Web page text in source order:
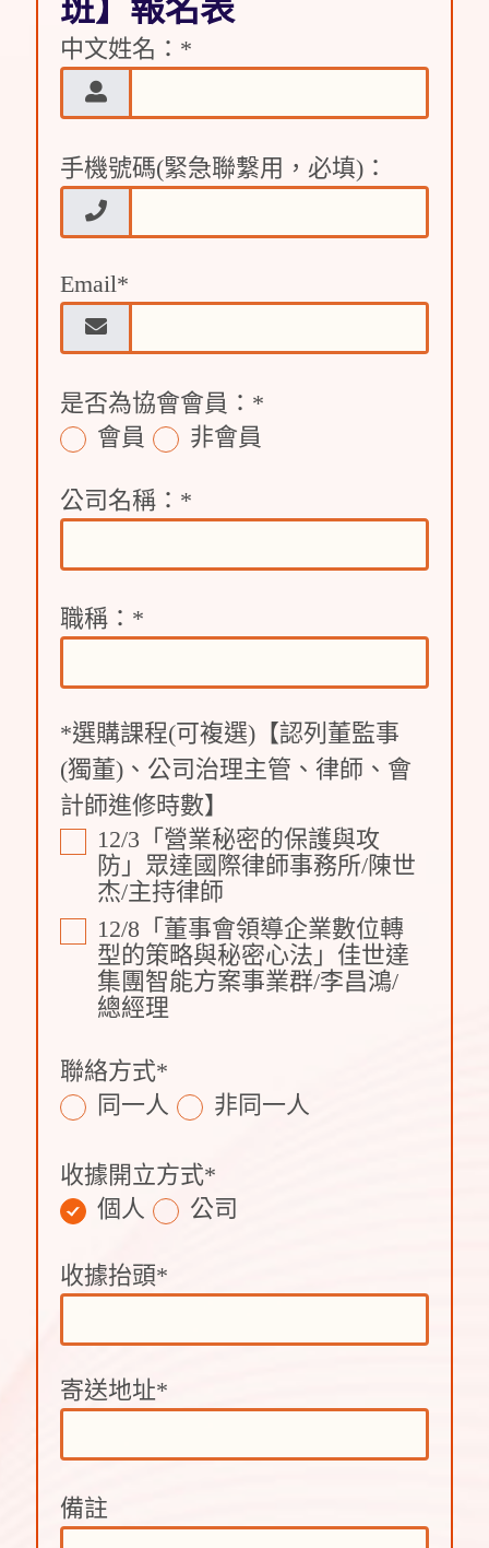
班】報名表
中文姓名： *
手機號碼(緊急聯繫用，必填)：
Email*
是否為協會會員： *
會員
非會員
公司名稱： *
職稱： *
*選購課程(可複選)【認列董監事
(獨董)、公司治理主管、律師、會
計師進修時數】
12/3「營業秘密的保護與攻
防」眾達國際律師事務所/陳世
杰/主持律師
12/8「董事會領導企業數位轉
型的策略與秘密心法」佳世達
集團智能方案事業群/李昌鴻/
總經理
聯絡方式*
同一人
非同一人
收據開立方式*
個人
公司
收據抬頭*
寄送地址*
備註